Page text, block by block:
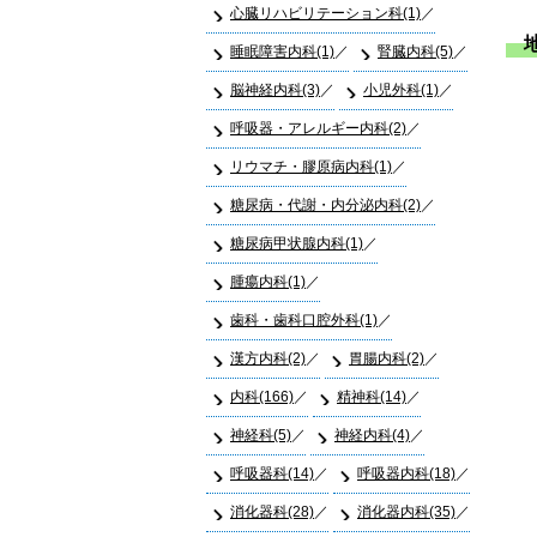
心臓リハビリテーション科(1)
睡眠障害内科(1) 腎臓内科(5)
脳神経内科(3) 小児外科(1)
呼吸器・アレルギー内科(2)
リウマチ・膠原病内科(1)
糖尿病・代謝・内分泌内科(2)
糖尿病甲状腺内科(1)
腫瘍内科(1)
歯科・歯科口腔外科(1)
漢方内科(2) 胃腸内科(2)
内科(166) 精神科(14)
神経科(5) 神経内科(4)
呼吸器科(14) 呼吸器内科(18)
消化器科(28) 消化器内科(35)